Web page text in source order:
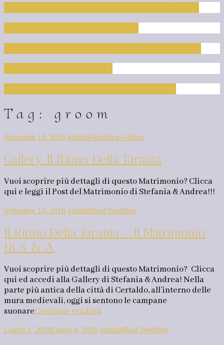
Tag: groom
Settembre 12, 2018 giuliabiWedding Gallery
Gallery Il Ritmo Della Taranta
Vuoi scoprire più dettagli di questo Matrimonio? Clicca
qui e leggi il Post del Matrimonio di Stefania & Andrea!!!
Settembre 12, 2018 giuliabiReal Wedding
Il Ritmo Della Taranta - Il Matrimonio
Di S. & A.
Vuoi scoprire più dettagli di questo Matrimonio? Clicca
qui ed accedi alla Gallery di Stefania & Andrea! Nella
parte più antica della città di Certaldo, all’interno delle
mura medievali, oggi si sentono le campane
suonareContinue reading
Luglio 3, 2018Luglio 4, 2018 giuliabiReal Wedding